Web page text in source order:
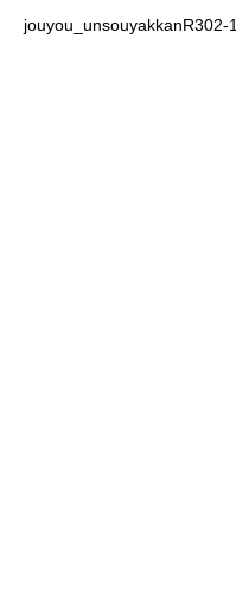
jouyou_unsouyakkanR302-1